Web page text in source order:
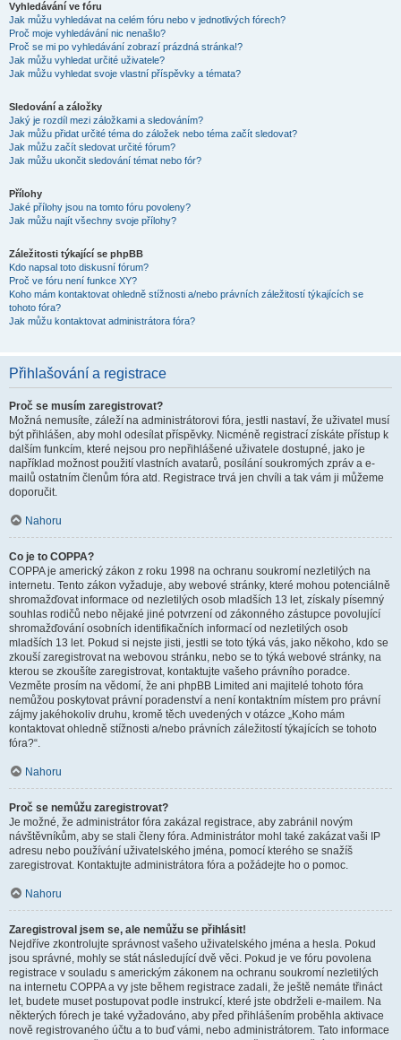
Vyhledávání ve fóru
Jak můžu vyhledávat na celém fóru nebo v jednotlivých fórech?
Proč moje vyhledávání nic nenašlo?
Proč se mi po vyhledávání zobrazí prázdná stránka!?
Jak můžu vyhledat určité uživatele?
Jak můžu vyhledat svoje vlastní příspěvky a témata?
Sledování a záložky
Jaký je rozdíl mezi záložkami a sledováním?
Jak můžu přidat určité téma do záložek nebo téma začít sledovat?
Jak můžu začít sledovat určité fórum?
Jak můžu ukončit sledování témat nebo fór?
Přílohy
Jaké přílohy jsou na tomto fóru povoleny?
Jak můžu najít všechny svoje přílohy?
Záležitosti týkající se phpBB
Kdo napsal toto diskusní fórum?
Proč ve fóru není funkce XY?
Koho mám kontaktovat ohledně stížnosti a/nebo právních záležitostí týkajících se
tohoto fóra?
Jak můžu kontaktovat administrátora fóra?
Přihlašování a registrace
Proč se musím zaregistrovat?
Možná nemusíte, záleží na administrátorovi fóra, jestli nastaví, že uživatel musí
být přihlášen, aby mohl odesílat příspěvky. Nicméně registrací získáte přístup k
dalším funkcím, které nejsou pro nepřihlášené uživatele dostupné, jako je
například možnost použití vlastních avatarů, posílání soukromých zpráv a e-
mailů ostatním členům fóra atd. Registrace trvá jen chvíli a tak vám ji můžeme
doporučit.
Nahoru
Co je to COPPA?
COPPA je americký zákon z roku 1998 na ochranu soukromí nezletilých na
internetu. Tento zákon vyžaduje, aby webové stránky, které mohou potenciálně
shromažďovat informace od nezletilých osob mladších 13 let, získaly písemný
souhlas rodičů nebo nějaké jiné potvrzení od zákonného zástupce povolující
shromažďování osobních identifikačních informací od nezletilých osob
mladších 13 let. Pokud si nejste jisti, jestli se toto týká vás, jako někoho, kdo se
zkouší zaregistrovat na webovou stránku, nebo se to týká webové stránky, na
kterou se zkoušíte zaregistrovat, kontaktujte vašeho právního poradce.
Vezměte prosím na vědomí, že ani phpBB Limited ani majitelé tohoto fóra
nemůžou poskytovat právní poradenství a není kontaktním místem pro právní
zájmy jakéhokoliv druhu, kromě těch uvedených v otázce „Koho mám
kontaktovat ohledně stížnosti a/nebo právních záležitostí týkajících se tohoto
fóra?“.
Nahoru
Proč se nemůžu zaregistrovat?
Je možné, že administrátor fóra zakázal registrace, aby zabránil novým
návštěvníkům, aby se stali členy fóra. Administrátor mohl také zakázat vaši IP
adresu nebo používání uživatelského jména, pomocí kterého se snažíš
zaregistrovat. Kontaktujte administrátora fóra a požádejte ho o pomoc.
Nahoru
Zaregistroval jsem se, ale nemůžu se přihlásit!
Nejdříve zkontrolujte správnost vašeho uživatelského jména a hesla. Pokud
jsou správné, mohly se stát následující dvě věci. Pokud je ve fóru povolena
registrace v souladu s americkým zákonem na ochranu soukromí nezletilých
na internetu COPPA a vy jste během registrace zadali, že ještě nemáte třináct
let, budete muset postupovat podle instrukcí, které jste obdrželi e-mailem. Na
některých fórech je také vyžadováno, aby před přihlášením proběhla aktivace
nově registrovaného účtu a to buď vámi, nebo administrátorem. Tato informace